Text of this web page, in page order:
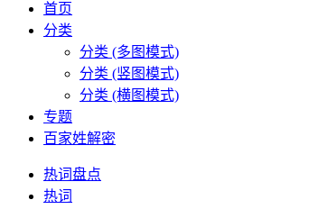
首页
分类
分类 (多图模式)
分类 (竖图模式)
分类 (横图模式)
专题
百家姓解密
热词盘点
热词